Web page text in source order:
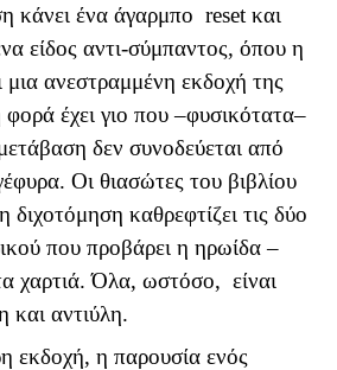
κάνει ένα άγαρμπο reset και
είδος αντι-σύμπαντος, όπου η
μια ανεστραμμένη εκδοχή της
έχει γιο που –φυσικότατα–
δεν συνοδεύεται από
Οι θιασώτες του βιβλίου
διχοτόμηση καθρεφτίζει τις δύο
που προβάρει η ηρωίδα –
χαρτιά. Όλα, ωστόσο, είναι
και αντιύλη.
εκδοχή, η παρουσία ενός